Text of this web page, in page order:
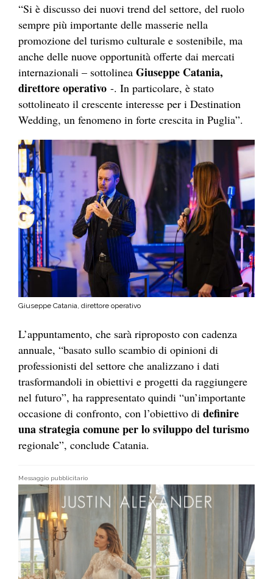
“Si è discusso dei nuovi trend del settore, del ruolo
sempre più importante delle masserie nella
promozione del turismo culturale e sostenibile, ma
anche delle nuove opportunità offerte dai mercati
internazionali – sottolinea Giuseppe Catania,
direttore operativo -. In particolare, è stato
sottolineato il crescente interesse per i Destination
Wedding, un fenomeno in forte crescita in Puglia”.
Giuseppe Catania, direttore operativo
L’appuntamento, che sarà riproposto con cadenza
annuale, “basato sullo scambio di opinioni di
professionisti del settore che analizzano i dati
trasformandoli in obiettivi e progetti da raggiungere
nel futuro”, ha rappresentato quindi “un’importante
occasione di confronto, con l’obiettivo di definire
una strategia comune per lo sviluppo del turismo
regionale”, conclude Catania.
Messaggio pubblicitario